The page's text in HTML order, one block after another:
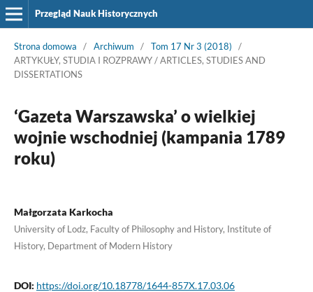
Przegląd Nauk Historycznych
Strona domowa / Archiwum / Tom 17 Nr 3 (2018)
/
ARTYKUŁY, STUDIA I ROZPRAWY / ARTICLES, STUDIES AND
DISSERTATIONS
‘Gazeta Warszawska’ o wielkiej
wojnie wschodniej (kampania 1789
roku)
Małgorzata Karkocha
University of Lodz, Faculty of Philosophy and History, Institute of
History, Department of Modern History
DOI: https://doi.org/10.18778/1644-857X.17.03.06